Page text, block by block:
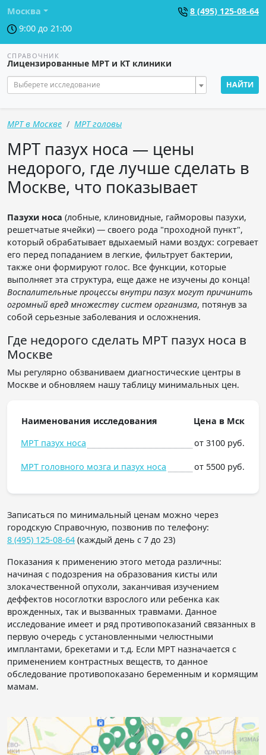
Москва
8 (495) 125-08-64
9:00 до 21:00
СПРАВОЧНИК
Лицензированные МРТ и КТ клиники
Выберете исследование НАЙТИ
МРТ в Москве МРТ головы
МРТ пазух носа — цены
недорого, где лучше сделать в
Москве, что показывает
Пазухи носа (лобные, клиновидные, гайморовы пазухи,
решетчатые ячейки) — своего рода "проходной пункт",
который обрабатывает вдыхаемый нами воздух: согревает
его перед попаданием в легкие, фильтрует бактерии,
также они формируют голос. Все функции, которые
выполняет эта структура, еще даже не изучены до конца!
Воспалительные процессы внутри пазух могут причинить
огромный вред множеству систем организма, потянув за
собой серьезные заболевания и осложнения.
Где недорого сделать МРТ пазух носа в
Москве
Мы регулярно обзваниваем диагностические центры в
Москве и обновляем нашу таблицу минимальных цен.
Наименования исследования
Цена в Мск
МРТ пазух носа
от 3100 руб.
МРТ головного мозга и пазух носа от 5500 руб.
Записаться по минимальный ценам можно через
городскую Справочную, позвонив по телефону:
8 (495) 125-08-64 (каждый день с 7 до 23)
Показания к применению этого метода различны:
начиная с подозрения на образования кисты или
злокачественной опухоли, заканчивая изучением
деффектов носоглотки взрослого или ребенка как
врожденных, так и вызванных травмами. Данное
исследование имеет и ряд противопоказаний связанных в
первую очередь с установленными челюстными
имплантами, брекетами и т.д. Если МРТ назначается с
применением контрастных веществ, то данное
обследование противопоказано беременным и кормящим
мамам.